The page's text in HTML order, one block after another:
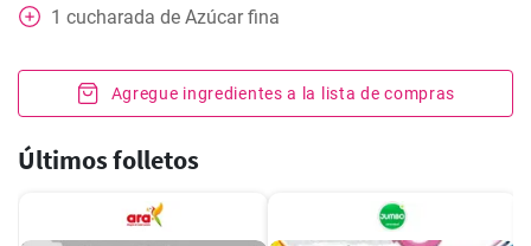
1 cucharada de Azúcar fina
Agregue ingredientes a la lista de compras
Últimos folletos